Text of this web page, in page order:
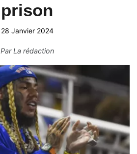
prison
28 Janvier 2024
ParLa rédaction